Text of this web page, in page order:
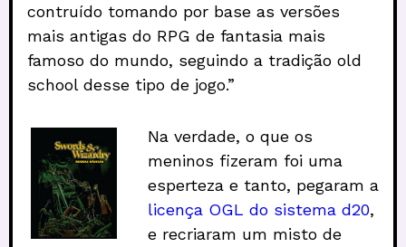
contruído tomando por base as versões
mais antigas do RPG de fantasia mais
famoso do mundo, seguindo a tradição old
school desse tipo de jogo.”
Na verdade, o que os
meninos fizeram foi uma
esperteza e tanto, pegaram a
licença OGL do sistema d20,
e recriaram um misto de